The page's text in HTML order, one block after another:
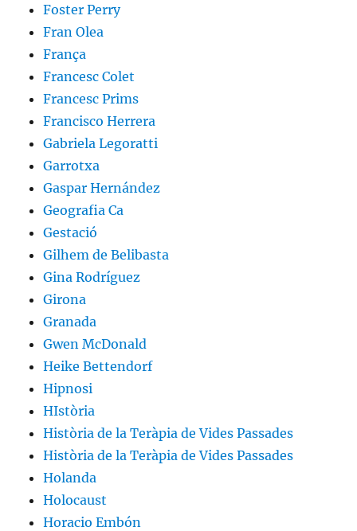
Foster Perry
Fran Olea
França
Francesc Colet
Francesc Prims
Francisco Herrera
Gabriela Legoratti
Garrotxa
Gaspar Hernández
Geografia Ca
Gestació
Gilhem de Belibasta
Gina Rodríguez
Girona
Granada
Gwen McDonald
Heike Bettendorf
Hipnosi
HIstòria
Història de la Teràpia de Vides Passades
Història de la Teràpia de Vides Passades
Holanda
Holocaust
Horacio Embón